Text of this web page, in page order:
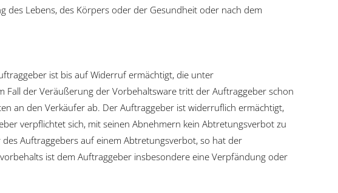
des Lebens, des Körpers oder der Gesundheit oder nach dem
ist bis auf Widerruf ermächtigt, die unter
Fall der Veräußerung der Vorbehaltsware tritt der Auftraggeber schon
an den Verkäufer ab. Der Auftraggeber ist widerruflich ermächtigt,
verpflichtet sich, mit seinen Abnehmern kein Abtretungsverbot zu
Auftraggebers auf einem Abtretungsverbot, so hat der
ist dem Auftraggeber insbesondere eine Verpfändung oder